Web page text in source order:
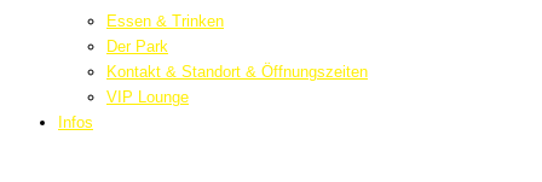
Essen & Trinken
Der Park
Kontakt & Standort & Öffnungszeiten
VIP Lounge
Infos